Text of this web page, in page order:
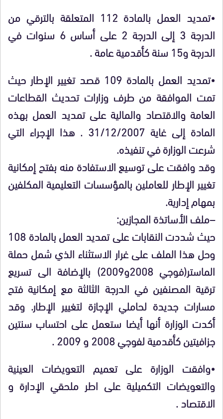
•تمديد العمل بالمادة 112 المتعلقة بالترقي من
الدرجة 3 إلى الدرجة 2 على أساس 6 سنوات في
الدرجة و15 سنة كأقدمية عامة .
•تمديد العمل بالمادة 109 قصد تغيير الإطار حيث
تمت الموافقة من طرف وزارات تحديث القطاعات
العامة والاقتصاد والمالية على تمديد العمل بهذه
المادة إلى غاية 31/12/2007 . هذا الإجراء التي
شرعت الوزارة في تنفيذه.
وقد وافقت على توسيع الاستفادة منه بفتح إمكانية
تغيير الإطار للعاملين بالمؤسسات التعليمية المكلفين
بمهام إدارية.
–ملف الأساتذة المجازين:
حيث شددت النقابات على تمديد العمل بالمادة 108
وحل هذا الملف على غرار الاستثناء الذي شمل حملة
الماستر(فوجي 2008و2009) بالإضافة الى تسريع
ترقية المصنفين في الدرجة الثالثة مع إمكانية فتح
مسارات جديدة لحاملي الإجازة لتغيير الإطار. وقد
أكدت الوزارة أنها أيضا ستعمل على احتساب سنتين
جزافيتين كأقدمية لفوجي 2008 و 2009 .
•وافقت الوزارة على تعميم التعويضات العينية
والتعويضات التكميلية على اطر ملحقي الإدارة و
الاقتصاد .